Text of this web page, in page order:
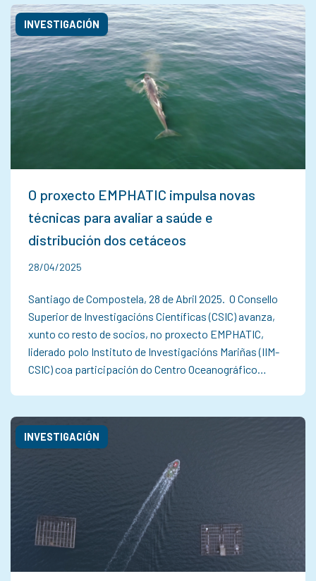
O proxecto EMPHATIC impulsa novas
técnicas para avaliar a saúde e
distribución dos cetáceos
INVESTIGACIÓN
28/04/2025
Santiago de Compostela, 28 de Abril 2025. O Consello
Superior de Investigacións Científicas (CSIC) avanza,
xunto co resto de socios, no proxecto EMPHATIC,
liderado polo Instituto de Investigacións Mariñas (IIM-
CSIC) coa participación do Centro Oceanográfico…
INVESTIGACIÓN